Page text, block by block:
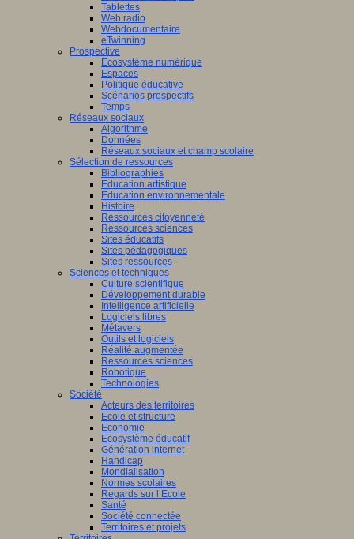
Tablettes
Web radio
Webdocumentaire
eTwinning
Prospective
Ecosystème numérique
Espaces
Politique éducative
Scénarios prospectifs
Temps
Réseaux sociaux
Algorithme
Données
Réseaux sociaux et champ scolaire
Sélection de ressources
Bibliographies
Education artistique
Education environnementale
Histoire
Ressources citoyenneté
Ressources sciences
Sites éducatifs
Sites pédagogiques
Sites ressources
Sciences et techniques
Culture scientifique
Développement durable
Intelligence artificielle
Logiciels libres
Métavers
Outils et logiciels
Réalité augmentée
Ressources sciences
Robotique
Technologies
Société
Acteurs des territoires
Ecole et structure
Economie
Ecosystème éducatif
Génération internet
Handicap
Mondialisation
Normes scolaires
Regards sur l’Ecole
Santé
Société connectée
Territoires et projets